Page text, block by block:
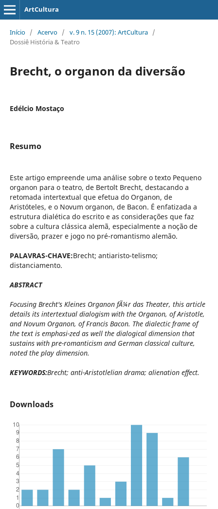
ArtCultura
Início / Acervo / v. 9 n. 15 (2007): ArtCultura /
Dossiê História & Teatro
Brecht, o organon da diversão
Edélcio Mostaço
Resumo
Este artigo empreende uma análise sobre o texto Pequeno
organon para o teatro, de Bertolt Brecht, destacando a
retomada intertextual que efetua do Organon, de
Aristóteles, e o Novum organon, de Bacon. É enfatizada a
estrutura dialética do escrito e as considerações que faz
sobre a cultura clássica alemã, especialmente a noção de
diversão, prazer e jogo no pré-romantismo alemão.
PALAVRAS-CHAVE:Brecht; antiaristo-telismo;
distanciamento.
ABSTRACT
Focusing Brecht's Kleines Organon fÃ¼r das Theater, this article
details its intertextual dialogism with the Organon, of Aristotle,
and Novum Organon, of Francis Bacon. The dialectic frame of
the text is emphasi-zed as well the dialogical dimension that
sustains with pre-romanticism and German classical culture,
noted the play dimension.
KEYWORDS:Brecht; anti-Aristotlelian drama; alienation effect.
Downloads